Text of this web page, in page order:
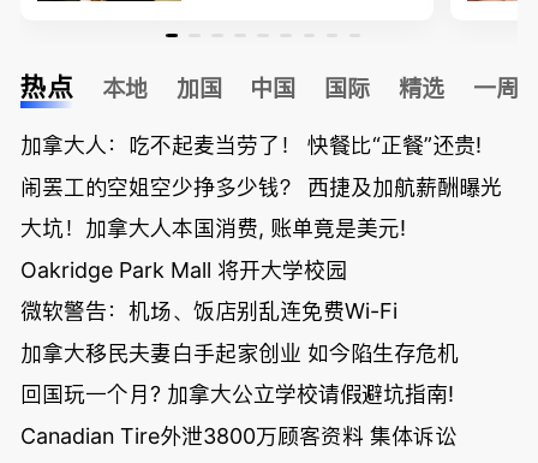
热点 本地 加国 中国 国际 精选 一周
加拿大人：吃不起麦当劳了！ 快餐比“正餐”还贵!
闹罢工的空姐空少挣多少钱？ 西捷及加航薪酬曝光
大坑！加拿大人本国消费, 账单竟是美元!
Oakridge Park Mall 将开大学校园
微软警告：机场、饭店别乱连免费Wi-Fi
加拿大移民夫妻白手起家创业 如今陷生存危机
回国玩一个月? 加拿大公立学校请假避坑指南!
Canadian Tire外泄3800万顾客资料 集体诉讼